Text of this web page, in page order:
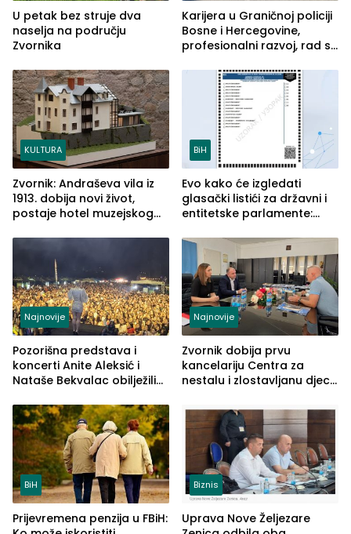
U petak bez struje dva
naselja na području
Zvornika
Karijera u Graničnoj policiji
Bosne i Hercegovine,
profesionalni razvoj, rad sa
služba građanima
KULTURA
Zvornik: Andraševa vila iz
1913. dobija novi život,
postaje hotel muzejskog
BiH
Evo kako će izgledati
glasački listići za državni i
entitetske parlamente:
vidljive na njima
Najnovije
Pozorišna predstava i
koncerti Anite Aleksić i
Nataše Bekvalac obilježili
ljeta (FOTO)
Najnovije
Zvornik dobija prvu
kancelariju Centra za
nestalu i zlostavljanu djecu
BiH
Prijevremena penzija u FBiH:
Biznis
Uprava Nove Željezare